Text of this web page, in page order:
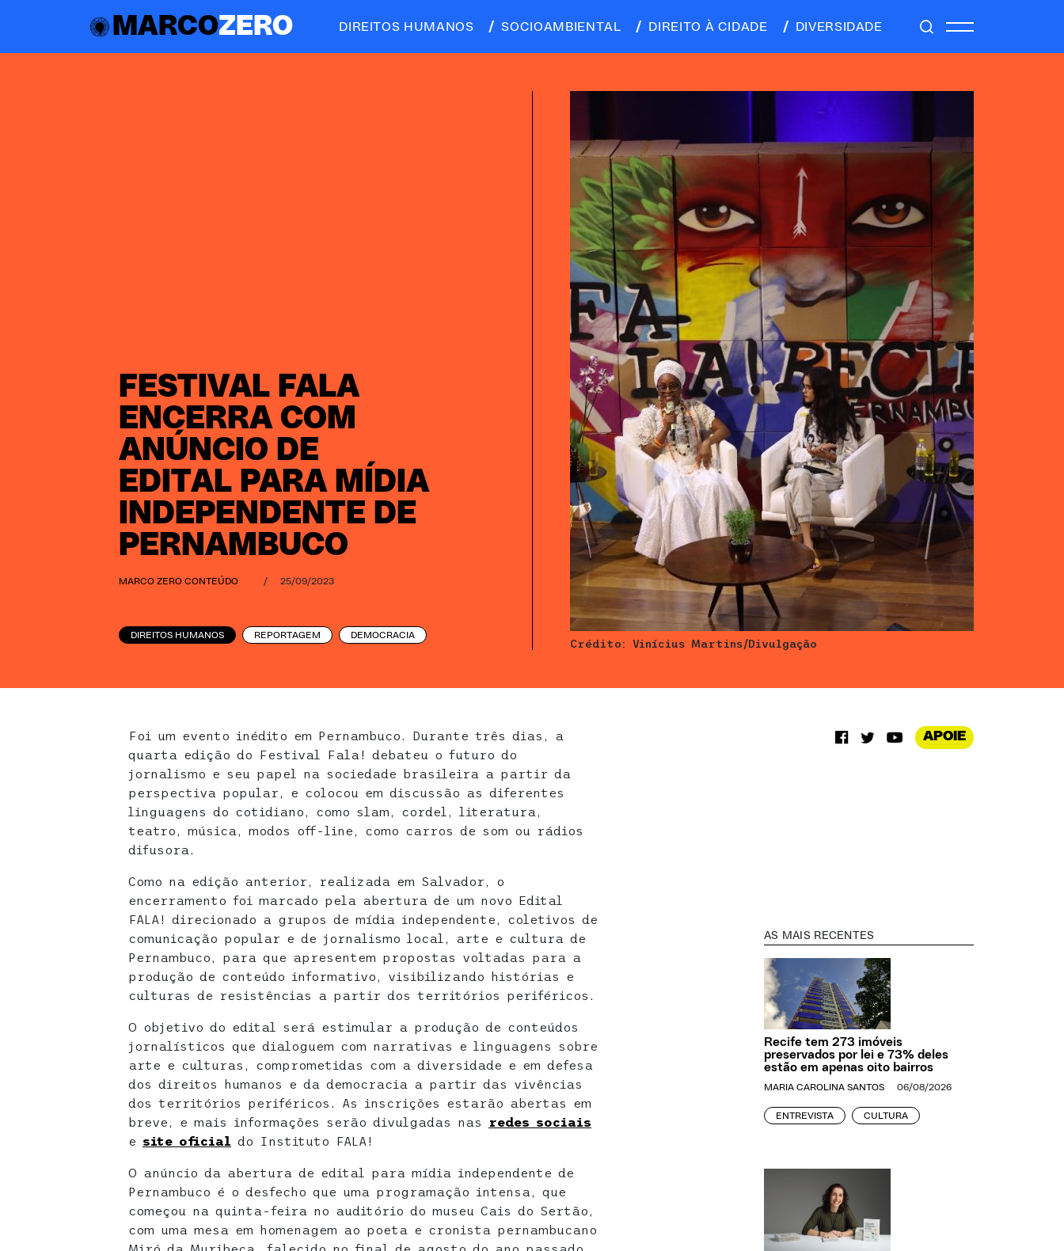
MARCOZERO DIREITOS HUMANOS SOCIOAMBIENTAL DIREITO À CIDADE DIVERSIDADE
FESTIVAL FALA
ENCERRA COM
ANÚNCIO DE
EDITAL PARA MÍDIA
INDEPENDENTE DE
PERNAMBUCO
MARCO ZERO CONTEÚDO / 25/09/2023
DIREITOS HUMANOS REPORTAGEM DEMOCRACIA
Crédito: Vinícius Martins/Divulgação
Foi um evento inédito em Pernambuco. Durante três dias, a
quarta edição do Festival Fala! debateu o futuro do
jornalismo e seu papel na sociedade brasileira a partir da
perspectiva popular, e colocou em discussão as diferentes
linguagens do cotidiano, como slam, cordel, literatura,
teatro, música, modos off-line, como carros de som ou rádios
difusora.
Como na edição anterior, realizada em Salvador, o
encerramento foi marcado pela abertura de um novo Edital
FALA! direcionado a grupos de mídia independente, coletivos de
comunicação popular e de jornalismo local, arte e cultura de
Pernambuco, para que apresentem propostas voltadas para a
produção de conteúdo informativo, visibilizando histórias e
culturas de resistências a partir dos territórios periféricos.
O objetivo do edital será estimular a produção de conteúdos
jornalísticos que dialoguem com narrativas e linguagens sobre
arte e culturas, comprometidas com a diversidade e em defesa
dos direitos humanos e da democracia a partir das vivências
dos territórios periféricos. As inscrições estarão abertas em
breve, e mais informações serão divulgadas nas
redes sociais
e site oficial do Instituto FALA!
O anúncio da abertura de edital para mídia independente de
Pernambuco é o desfecho que uma programação intensa, que
começou na quinta-feira no auditório do museu Cais do Sertão,
com uma mesa em homenagem ao poeta e cronista pernambucano
APOIE
AS MAIS RECENTES
Recife tem 273 imóveis
preservados por lei e 73% deles
estão em apenas oito bairros
MARIA CAROLINA SANTOS 06/08/2026
ENTREVISTA CULTURA